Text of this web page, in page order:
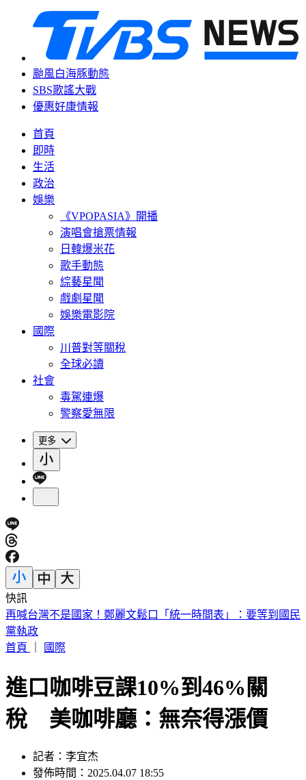
颱風白海豚動態
SBS歌謠大戰
優惠好康情報
首頁
即時
生活
政治
娛樂
《VPOPASIA》開播
演唱會搶票情報
日韓爆米花
歌手動態
綜藝星聞
戲劇星聞
娛樂電影院
國際
川普對等關稅
全球必讀
社會
毒駕連爆
警察愛無限
更多
快訊
iPhone 17也要漲了？傳最快「下週價格異動」 知情人曝內幕
首頁｜
進口咖啡豆課10%到46%關
稅 美咖啡廳：無奈得漲價
發佈時間：2025.04.07 18:55
最後更新時間：2025.04.07 20:35